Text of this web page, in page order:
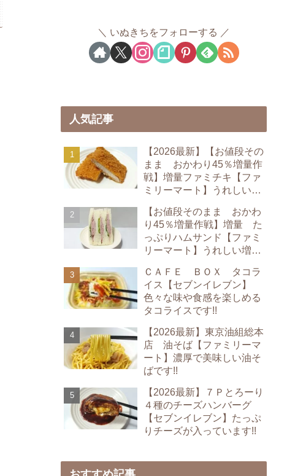
いぬきちをフォローする
人気記事
【2026最新】【お値段その
まま おかわり45％増量作
戦】増量ファミチキ【ファ
ミリーマート】うれしい増
【お値段そのまま おかわ
り45％増量作戦】増量 た
っぷりハムサンド【ファミ
リーマート】うれしい増量
ＣＡＦＥ ＢＯＸ タコラ
イス【セブンイレブン】
色々な味や食感を楽しめる
タコライスです!!
【2026最新】東京油組総本
店 油そば【ファミリーマ
ート】濃厚で美味しい油そ
ばです!!
【2026最新】７Ｐとろーり
４種のチーズハンバーグ
【セブンイレブン】たっぷ
りチーズが入っています!!